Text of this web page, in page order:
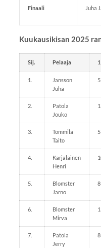
Finaali Juha
Kuukausikisan 2025
Sij. Pelaaja 1
1.
Jansson
Juha
5
2.
Patola
Jouko
3.
Tommila
Taito
5
4.
Karjalainen
Henri
5.
Blomster
Jarno
8
6.
Blomster
Mirva
7.
Patola
Jerry
8